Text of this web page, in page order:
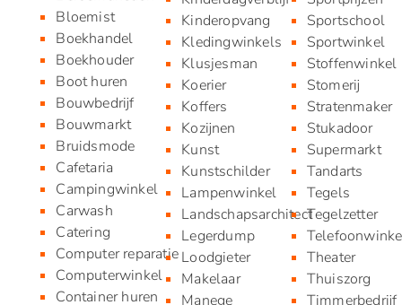
Bloemist
Boekhandel
Boekhouder
Boot huren
Bouwbedrijf
Bouwmarkt
Bruidsmode
Cafetaria
Campingwinkel
Carwash
Catering
Computer reparatie
Computerwinkel
Container huren
Kinderopvang
Kledingwinkels
Klusjesman
Koerier
Koffers
Kozijnen
Kunst
Kunstschilder
Lampenwinkel
Landschapsarchitect
Legerdump
Loodgieter
Makelaar
Manege
Sportschool
Sportwinkel
Stoffenwinkel
Stomerij
Stratenmaker
Stukadoor
Supermarkt
Tandarts
Tegels
Tegelzetter
Theater
Thuiszorg
Timmerbedrijf